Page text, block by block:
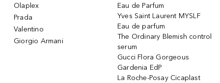
Olaplex
Prada
Valentino
Giorgio Armani
Eau de Parfum
Yves Saint Laurent MYSLF
Eau de parfum
The Ordinary Blemish control
serum
Gucci Flora Gorgeous
Gardenia EdP
La Roche-Posay Cicaplast